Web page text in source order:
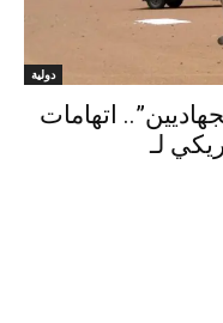
دولية
اتهامات
لـ